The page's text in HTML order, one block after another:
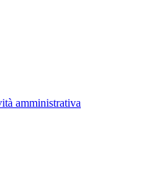
amministrativa